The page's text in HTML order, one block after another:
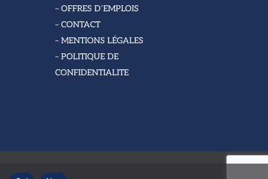
– OFFRES D’EMPLOIS
– CONTACT
– MENTIONS LÉGALES
– POLITIQUE DE
CONFIDENTIALITE